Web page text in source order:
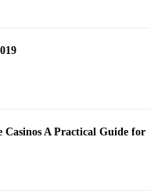
Casinos A Practical Guide for